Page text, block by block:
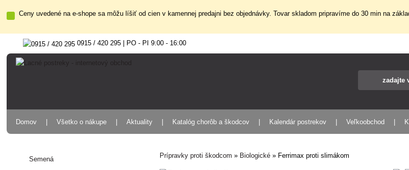
Ceny uvedené na e-shope sa môžu líšiť od cien v kamennej predajni bez objednávky. Tovar skladom pripravíme do 30 min na
0915 / 420 295 | PO - PI 9:00 - 16:00
Domov Všetko o nákupe Aktuality Katalóg chorôb a škodcov Kalendár postrekov Veľkoobchod
Semená Prípravky proti škodcom » Biologické » Ferrimax proti slimákom